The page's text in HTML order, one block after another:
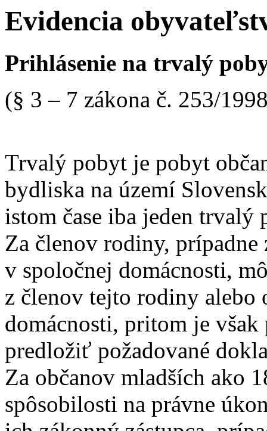
Evidencia
Prihlásenie na trvalý
(§ 3 – 7 zákona č. 253/
Trvalý pobyt je pobyt
bydliska na území
istom čase iba jeden trvalý
Za členov rodiny,
v spoločnej domácnosti,
z členov tejto rodiny alebo
domácnosti, pritom je
predložiť požadované
Za občanov mladších ako
spôsobilosti na právne